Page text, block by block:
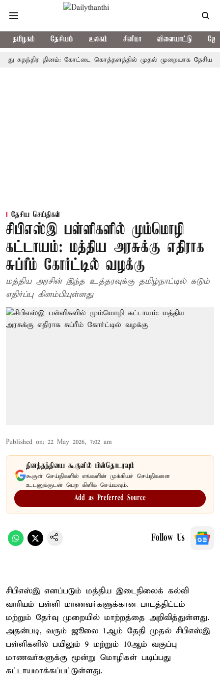
தமிழகம் தேசியம் உலகம் சினிமா விளையாட்டு
தினம்: கோட்டை கொத்தளத்தில் முதல் முறையாக தேசிய கொடி
தேசிய செய்திகள்
சிபிஎஸ்இ பள்ளிகளில் மும்மொழி
கட்டாயம்: மத்திய அரசுக்கு எதிராக
சுப்ரீம் கோர்ட்டில் வழக்கு
மத்திய அரசின் இந்த உத்தரவுக்கு தமிழ்நாட்டில் கடும்
எதிர்ப்பு கிளம்பியுள்ளது
Published on: 22 May 2026, 7:02 am
தினத்தந்தியை கூகுளில் பின்தொடரவும்
கூகுள் செய்திகளில் எங்களின் முக்கியச் செய்திகளை
உடனுக்குடன் பெற கிளிக் செய்யவும்.
Add as Preferred Source
Follow Us
சிபிஎஸ்இ எனப்படும் மத்திய இடைநிலைக் கல்வி
வாரியம் பள்ளி மாணவர்களுக்கான பாடத்திட்டம்
மற்றும் தேர்வு முறையில் மாற்றத்தை அறிவித்துள்ளது.
அதன்படி, வரும் ஜூலை 1ஆம் தேதி முதல் சிபிஎஸ்இ
பள்ளிகளில் பயிலும் 9 மற்றும் 10ஆம் வகுப்பு
மாணவர்களுக்கு மூன்று மொழிகள் படிப்பது
கட்டாயமாக்கப்பட்டுள்ளது.